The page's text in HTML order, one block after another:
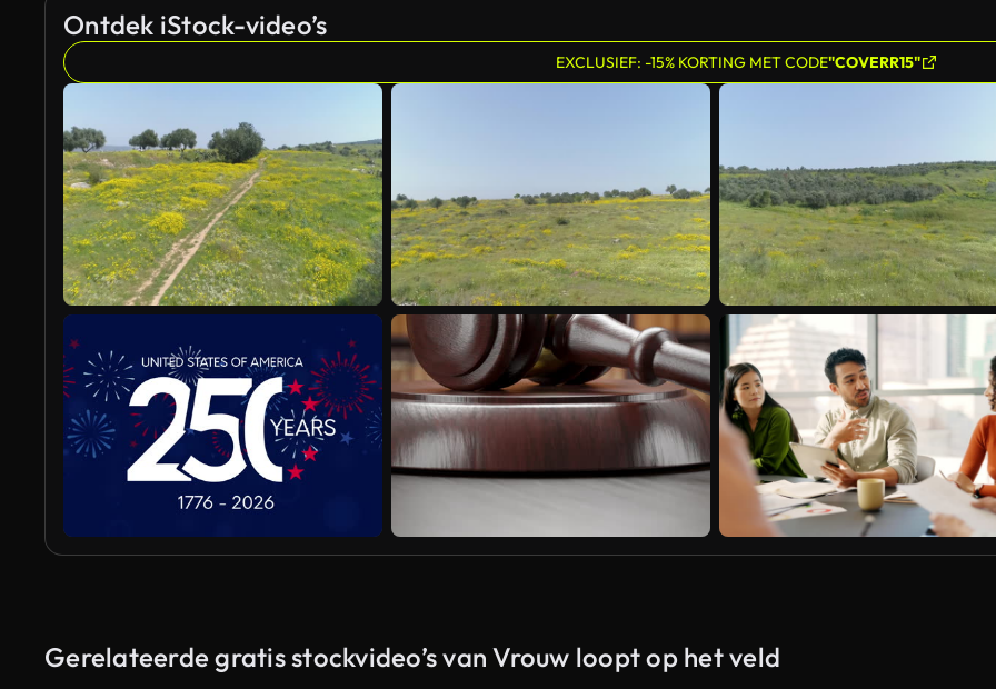
Ontdek iStock-video’s
EXCLUSIEF: -15% KORTING MET CODE"COVERR15"
Gerelateerde gratis stockvideo’s van Vrouw loopt op het veld